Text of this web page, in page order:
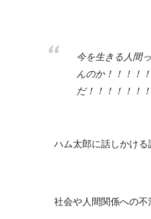
今を生きる人間
んのか！！！！
だ！！！！！！
ハム太郎に話しかける
社会や人間関係への不